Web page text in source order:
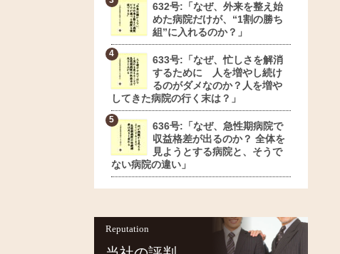
632号:「なぜ、外来を整え始
めた病院だけが、“1割の勝ち
組”に入れるのか？」
633号:「なぜ、忙しさを解消
するために 人を増やし続け
るのがダメなのか？人を増や
してきた病院の行く末は？」
636号:「なぜ、急性期病院で
収益格差が出るのか？ 全体を
見ようとする病院と、そうで
ない病院の違い」
Reputation